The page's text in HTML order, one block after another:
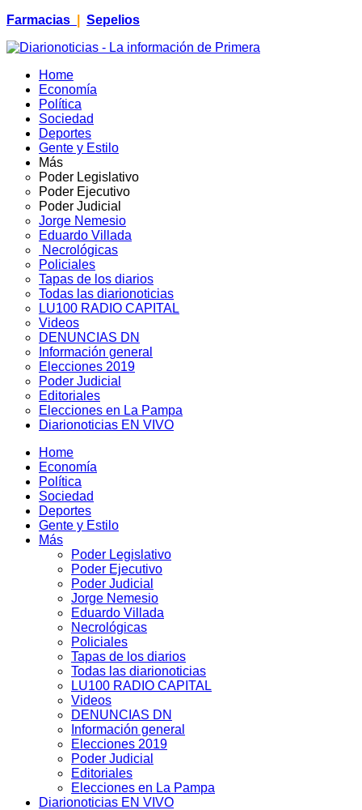
Farmacias Sepelios
Home
Economía
Política
Sociedad
Deportes
Gente y Estilo
Más
Poder Legislativo
Poder Ejecutivo
Poder Judicial
Jorge Nemesio
Eduardo Villada
Necrológicas
Policiales
Tapas de los diarios
Todas las diarionoticias
LU100 RADIO CAPITAL
Videos
DENUNCIAS DN
Información general
Elecciones 2019
Poder Judicial
Editoriales
Elecciones en La Pampa
Diarionoticias EN VIVO
Home
Economía
Política
Sociedad
Deportes
Gente y Estilo
Más
Poder Legislativo
Poder Ejecutivo
Poder Judicial
Jorge Nemesio
Eduardo Villada
Necrológicas
Policiales
Tapas de los diarios
Todas las diarionoticias
LU100 RADIO CAPITAL
Videos
DENUNCIAS DN
Información general
Elecciones 2019
Poder Judicial
Editoriales
Elecciones en La Pampa
Diarionoticias EN VIVO